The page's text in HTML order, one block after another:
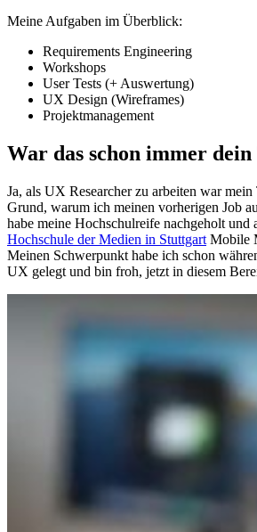
Meine Aufgaben im Überblick:
Requirements Engineering
Workshops
User Tests (+ Auswertung)
UX Design (Wireframes)
Projektmanagement
War das schon immer
Ja, als UX Researcher zu arbeiten war
Grund, warum ich meinen vorherigen Job
habe meine Hochschulreife nachgeholt und
Hochschule der Medien in Stuttgart Mobile
Meinen Schwerpunkt habe ich schon
UX gelegt und bin froh, jetzt in diesem